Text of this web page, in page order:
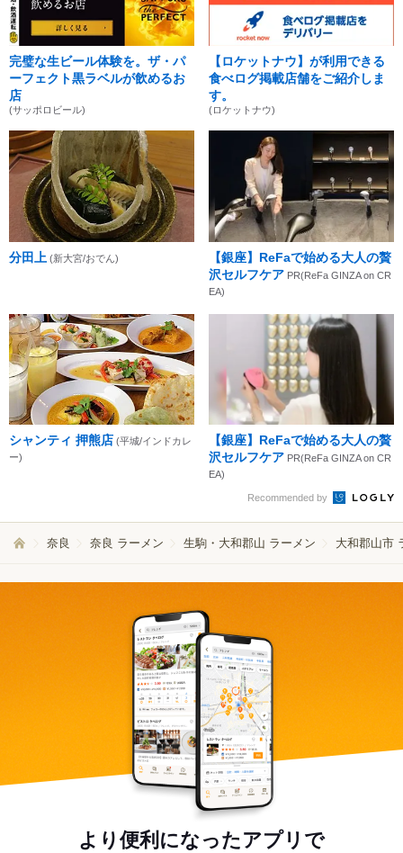
完璧な生ビール体験を。ザ・パ
ーフェクト黒ラベルが飲めるお
店
(サッポロビール)
【ロケットナウ】が利用できる
食べログ掲載店舗をご紹介しま
す。
(ロケットナウ)
分田上 (新大宮/おでん)
【銀座】ReFaで始める大人の贅
沢セルフケア PR(ReFa GINZA on CR
EA)
シャンティ 押熊店 (平城/インドカレ
ー)
【銀座】ReFaで始める大人の贅
沢セルフケア PR(ReFa GINZA on CR
EA)
Recommended by
奈良 奈良 ラーメン 生駒・大和郡山 ラーメン 大和郡山市
より便利になったアプリで